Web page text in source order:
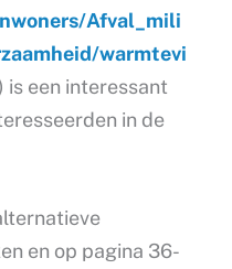
Afval_mili
warmtevi
is een interessant
in de
en op pagina 36-